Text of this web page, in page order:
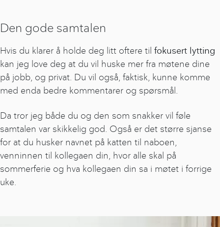
Den gode samtalen
Hvis du klarer å holde deg litt oftere til fokusert lytting
kan jeg love deg at du vil huske mer fra møtene dine
på jobb, og privat. Du vil også, faktisk, kunne komme
med enda bedre kommentarer og spørsmål.
Da tror jeg både du og den som snakker vil føle
samtalen var skikkelig god. Også er det større sjanse
for at du husker navnet på katten til naboen,
venninnen til kollegaen din, hvor alle skal på
sommerferie og hva kollegaen din sa i møtet i forrige
uke.